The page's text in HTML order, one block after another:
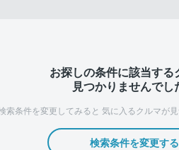
お探しの条件に該当する
見つかりませんでし
索条件を変更してみると 気に入るクルマが見
検索条件を変更する